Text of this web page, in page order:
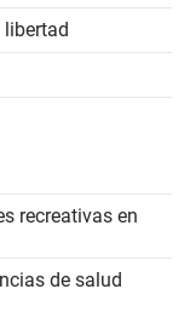
libertad
recreativas en
de salud